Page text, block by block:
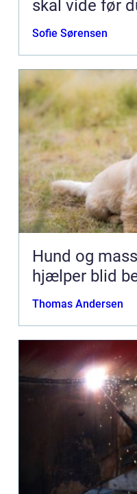
skal vide før
Sofie Sørensen
Hund og
hjælper blid
Thomas Andersen